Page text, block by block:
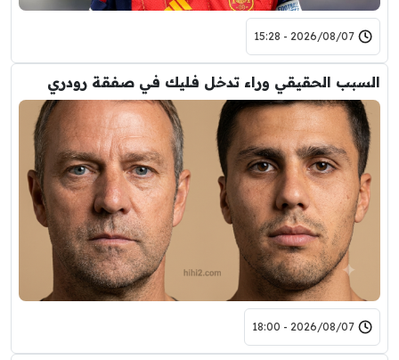
2026/08/07 - 15:28
السبب الحقيقي وراء تدخل فليك في صفقة رودري
2026/08/07 - 18:00